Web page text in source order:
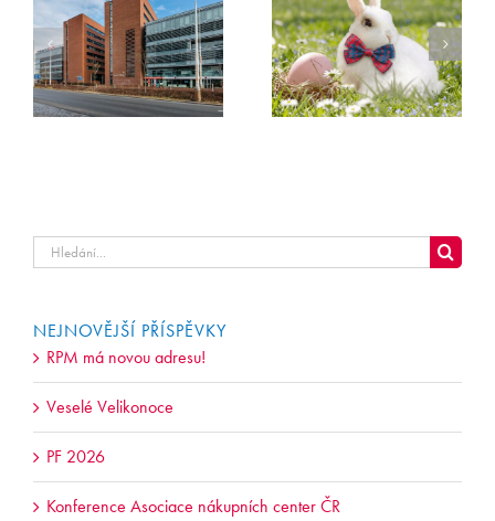
Hledat
...
NEJNOVĚJŠÍ PŘÍSPĚVKY
RPM má novou adresu!
Veselé Velikonoce
PF 2026
Konference Asociace nákupních center ČR